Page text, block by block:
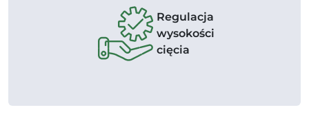
Regulacja
wysokości
cięcia